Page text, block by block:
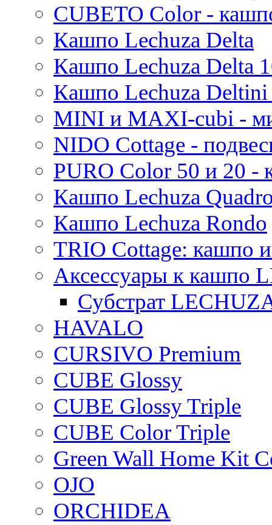
Mees
Thies
Pure
CUBETO Color -
Кашпо Lechuza Delta
Кашпо Lechuza Delta
Кашпо Lechuza
MINI и MAXI-cubi -
NIDO Cottage -
PURO Color 50 и 20
Кашпо Lechuza
Кашпо Lechuza Rondo
TRIO Cottage: кашпо
Аксессуары к кашпо
Субстрат
HAVALO
CURSIVO Premium
CUBE Glossy
CUBE Glossy Triple
CUBE Color Triple
Green Wall Home Kit
OJO
ORCHIDEA